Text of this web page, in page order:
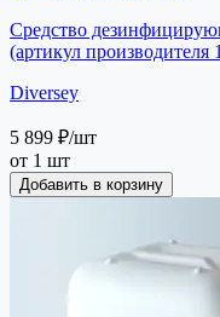
Средство
(артикул производителя
Diversey
5 899 ₽/шт
от 1 шт
Добавить в корзину